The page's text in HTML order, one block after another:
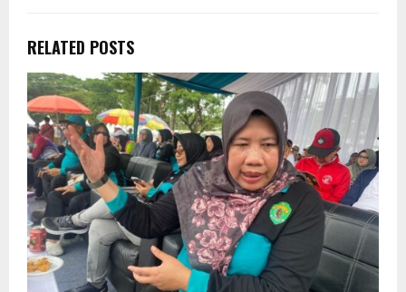
RELATED POSTS